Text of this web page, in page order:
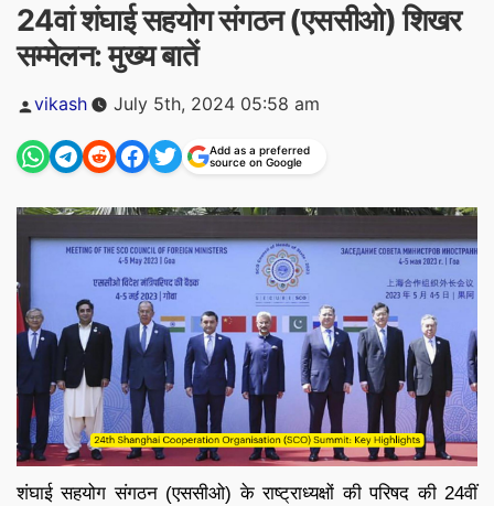
24वां शंघाई सहयोग संगठन (एससीओ) शिखर
सम्मेलन: मुख्य बातें
Posted
vikash July 5th, 2024 05:58 am
Add as a preferred
source on Google
शंघाई सहयोग संगठन (एससीओ) के राष्ट्राध्यक्षों की परिषद की 24वीं